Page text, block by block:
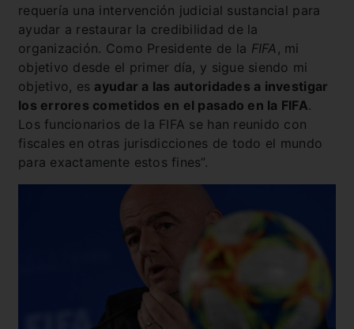
requería una intervención judicial sustancial para
ayudar a restaurar la credibilidad de la
organización. Como Presidente de la FIFA , mi
objetivo desde el primer día, y sigue siendo mi
objetivo, es ayudar a las autoridades a investigar
los errores cometidos en el pasado en la FIFA.
Los funcionarios de la FIFA se han reunido con
fiscales en otras jurisdicciones de todo el mundo
para exactamente estos fines”.